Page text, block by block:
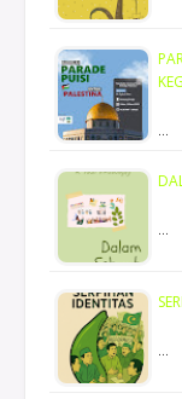
…
…
…